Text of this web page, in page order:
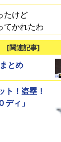
たけど
てかれたわ
[関連記事]
とめ
ト！盗塁！
ディ」